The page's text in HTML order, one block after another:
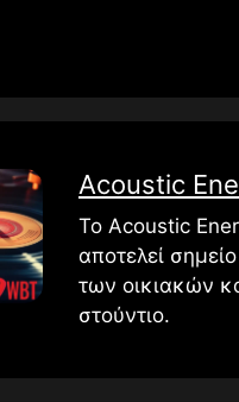
Acoustic
Το Acoustic
αποτελεί
των οικιακών
στούντιο.